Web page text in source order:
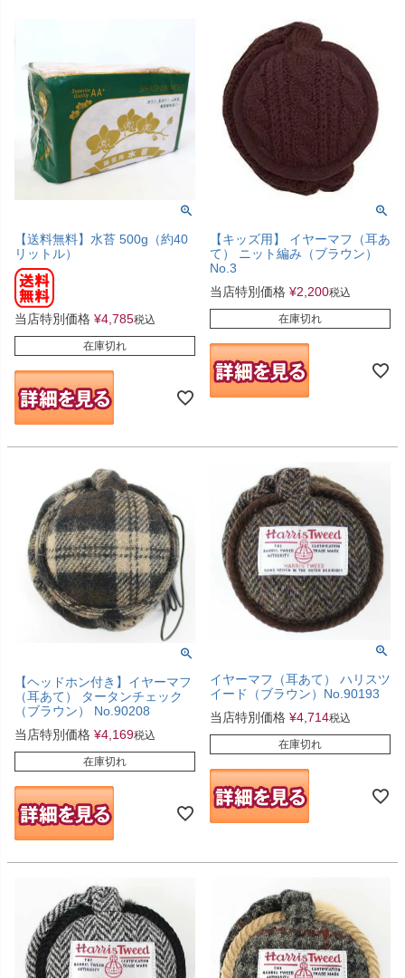
【送料無料】水苔 500g（約40
リットル）
当店特別価格 ¥4,785税込
在庫切れ
【キッズ用】 イヤーマフ（耳あ
て） ニット編み（ブラウン）
No.3
当店特別価格 ¥2,200税込
在庫切れ
【ヘッドホン付き】イヤーマフ
（耳あて） タータンチェック
（ブラウン） No.90208
当店特別価格 ¥4,169税込
在庫切れ
イヤーマフ（耳あて） ハリスツ
イード（ブラウン）No.90193
当店特別価格 ¥4,714税込
在庫切れ